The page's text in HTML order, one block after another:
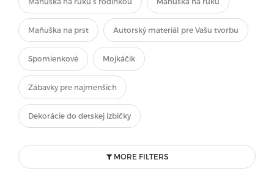
Maňuška na prst Autorský materiál pre Vašu tvorbu
Spomienkové Mojkáčik
Zábavky pre najmenších
Dekorácie do detskej izbičky
MORE FILTERS